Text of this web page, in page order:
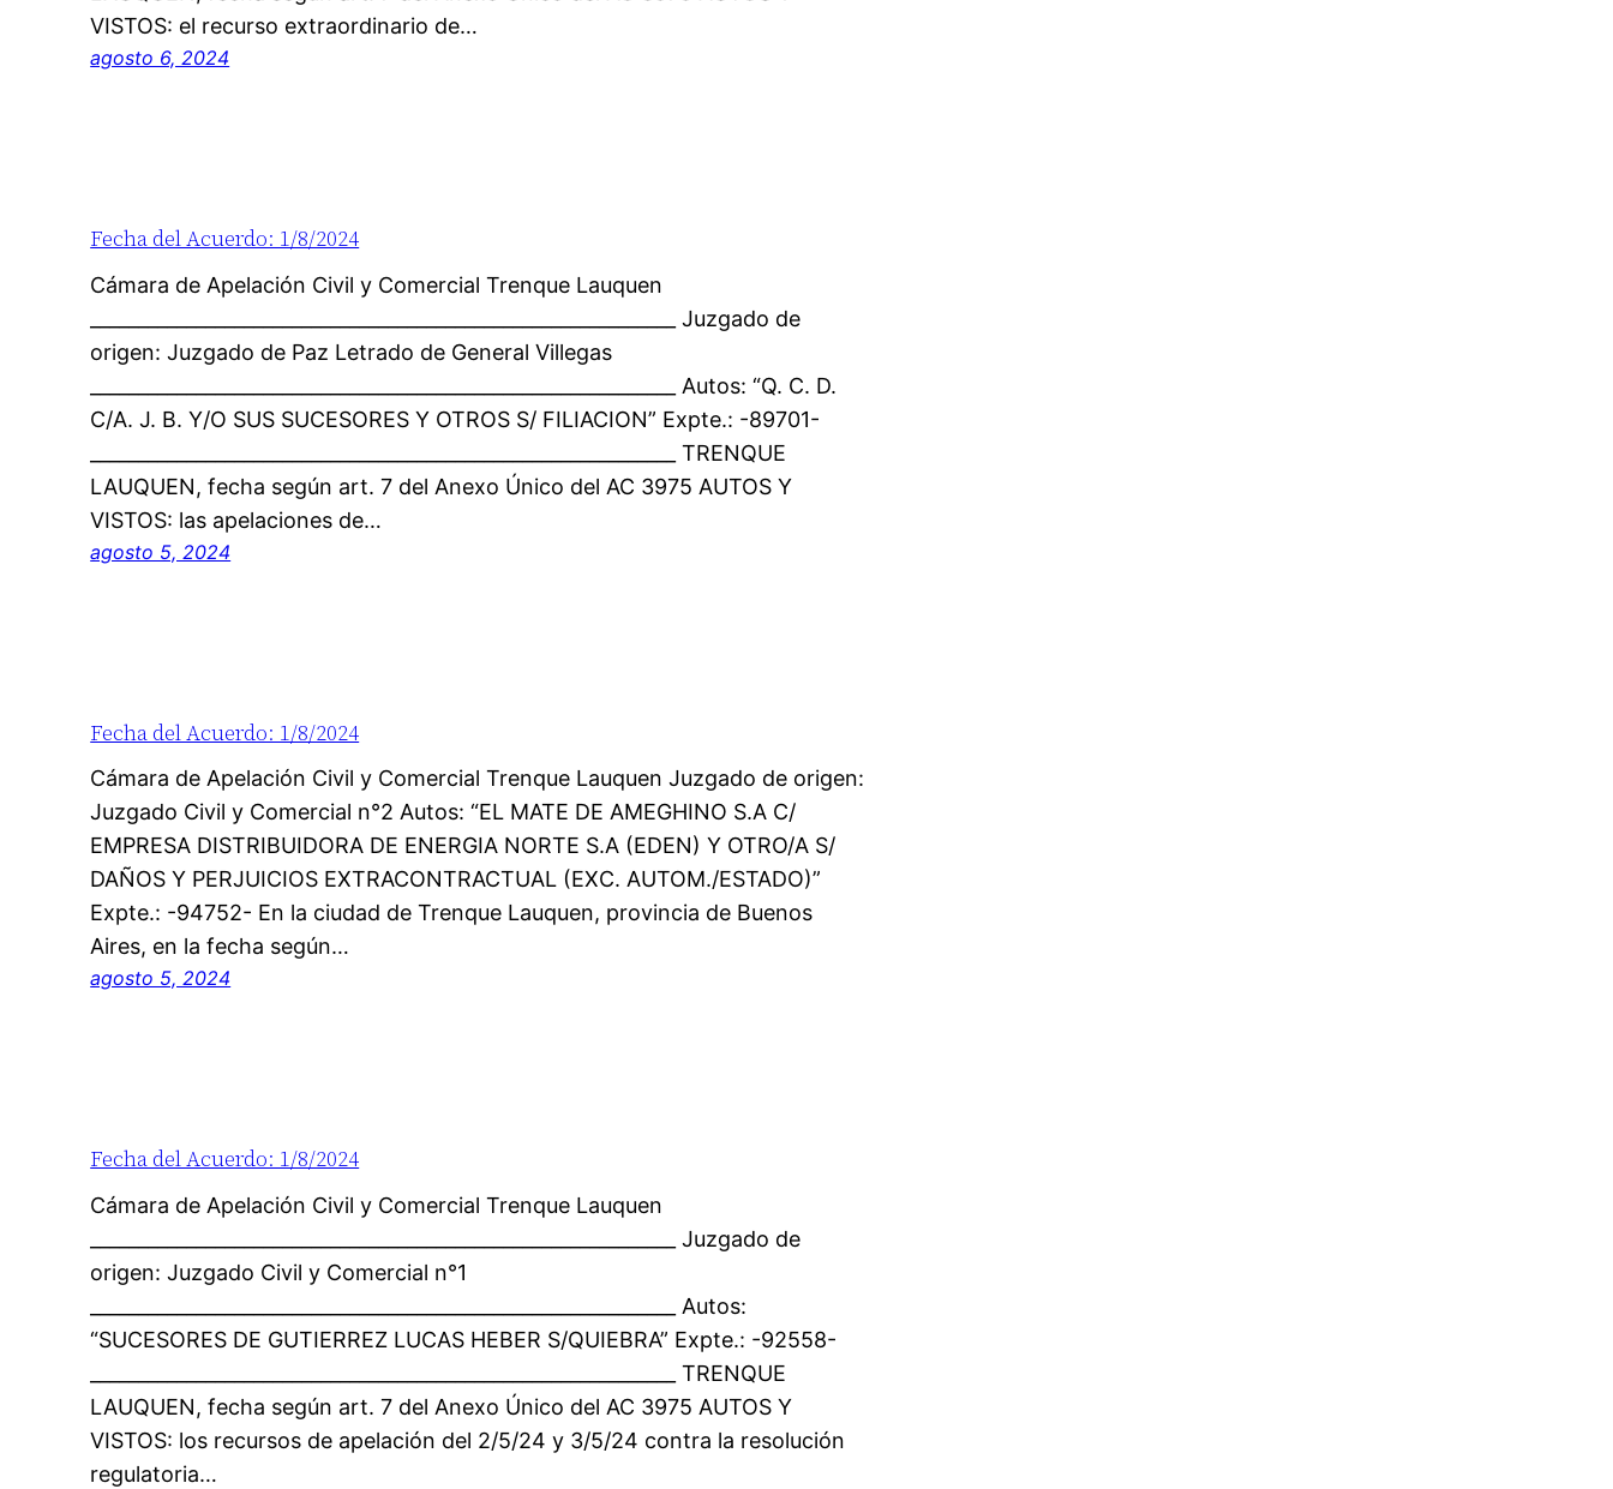
VISTOS: el recurso extraordinario de…
agosto 6, 2024
Fecha del Acuerdo: 1/8/2024
Cámara de Apelación Civil y Comercial Trenque Lauquen
_____________________________________________________________ Juzgado de
origen: Juzgado de Paz Letrado de General Villegas
_____________________________________________________________ Autos: “Q. C. D.
C/A. J. B. Y/O SUS SUCESORES Y OTROS S/ FILIACION” Expte.: -89701-
_____________________________________________________________ TRENQUE
LAUQUEN, fecha según art. 7 del Anexo Único del AC 3975 AUTOS Y
VISTOS: las apelaciones de…
agosto 5, 2024
Fecha del Acuerdo: 1/8/2024
Cámara de Apelación Civil y Comercial Trenque Lauquen Juzgado de origen:
Juzgado Civil y Comercial n°2 Autos: “EL MATE DE AMEGHINO S.A C/
EMPRESA DISTRIBUIDORA DE ENERGIA NORTE S.A (EDEN) Y OTRO/A S/
DAÑOS Y PERJUICIOS EXTRACONTRACTUAL (EXC. AUTOM./ESTADO)”
Expte.: -94752- En la ciudad de Trenque Lauquen, provincia de Buenos
Aires, en la fecha según…
agosto 5, 2024
Fecha del Acuerdo: 1/8/2024
Cámara de Apelación Civil y Comercial Trenque Lauquen
_____________________________________________________________ Juzgado de
origen: Juzgado Civil y Comercial n°1
_____________________________________________________________ Autos:
“SUCESORES DE GUTIERREZ LUCAS HEBER S/QUIEBRA” Expte.: -92558-
_____________________________________________________________ TRENQUE
LAUQUEN, fecha según art. 7 del Anexo Único del AC 3975 AUTOS Y
VISTOS: los recursos de apelación del 2/5/24 y 3/5/24 contra la resolución
regulatoria…